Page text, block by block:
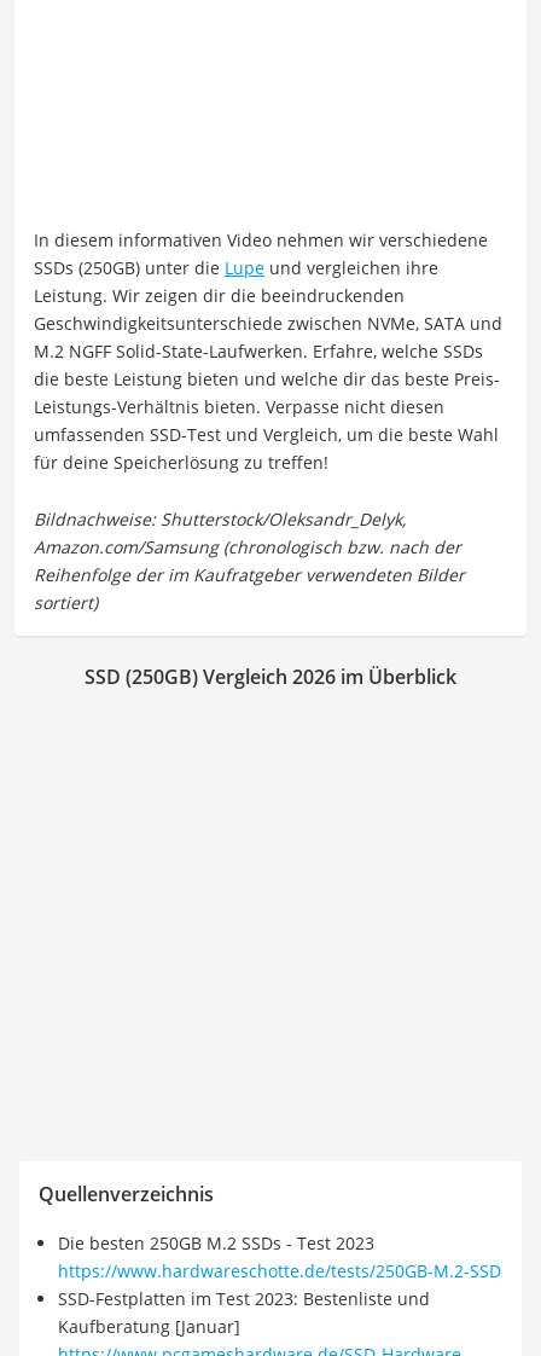
In diesem informativen Video nehmen wir verschiedene
SSDs (250GB) unter die Lupe und vergleichen ihre
Leistung. Wir zeigen dir die beeindruckenden
Geschwindigkeitsunterschiede zwischen NVMe, SATA und
M.2 NGFF Solid-State-Laufwerken. Erfahre, welche SSDs
die beste Leistung bieten und welche dir das beste Preis-
Leistungs-Verhältnis bieten. Verpasse nicht diesen
umfassenden SSD-Test und Vergleich, um die beste Wahl
für deine Speicherlösung zu treffen!
SSD (250GB) Vergleich 2026 im Überblick
Quellenverzeichnis
Die besten 250GB M.2 SSDs - Test 2023
https://www.hardwareschotte.de/tests/250GB-M.2-SSD
SSD-Festplatten im Test 2023: Bestenliste und
Kaufberatung [Januar]